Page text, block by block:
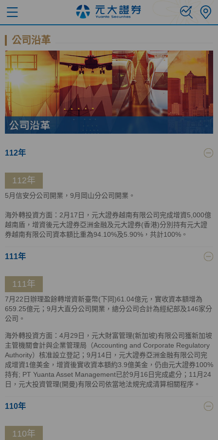
公司沿革
112年
112年
5月信安分公司開業，9月岡山分公司開業。
海外轉投資方面：2月17日，元大證券越南有限公司完成增資5,000億
越南盾，增資後元大證券亞洲金融及元大證券(香港)分別持有元大證
券越南有限公司資本額比重為94.10%及5.90%，共計100%。
111年
111年
7月22日辦理盈餘轉增資新臺幣(下同)61.04億元，實收資本額增為
659.25億元；9月大直分公司開業，總分公司合計為經紀部及146家分
公司。
海外轉投資方面：4月29日，元大財富管理(新加坡)有限公司獲新加坡
主管機關會計與企業管理局（Accounting and Corporate Regulatory
Authority）核准設立登記；9月14日，元大證券亞洲金融有限公司完
成增資1億美金，增資後實收資本額約3.9億美金，仍由元大證券100%
持有; PT Yuanta Asset Management已於9月16日完成處分；11月24
日，元大投資管理(開曼)有限公司依當地法規完成清算相關程序。
110年
110年